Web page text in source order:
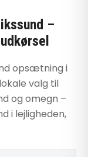
–
opsætning i
valg til
og omegn –
i lejligheden,